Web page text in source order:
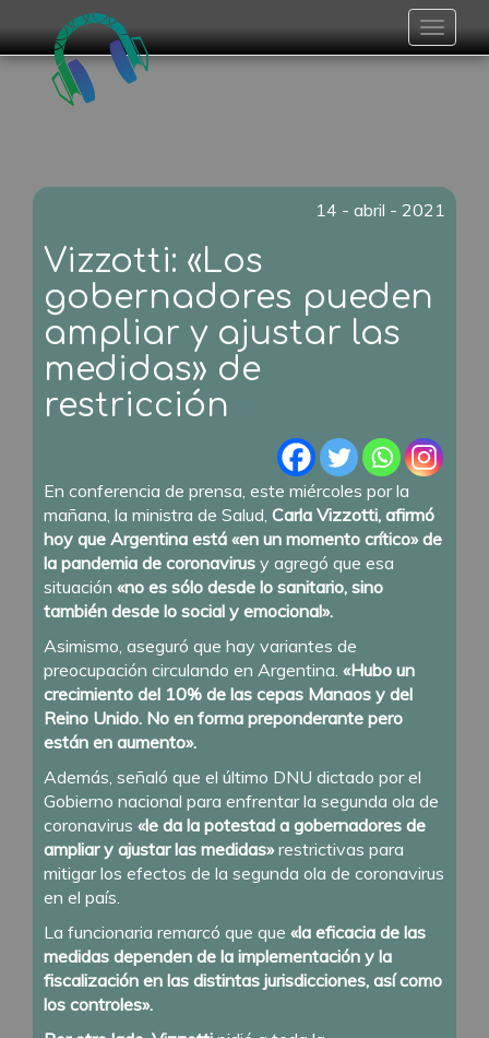
Toggle
14 - abril - 2021
Vizzotti: «Los
gobernadores pueden
ampliar y ajustar las
medidas» de
restricción
En conferencia de prensa, este miércoles por la
mañana, la ministra de Salud, Carla Vizzotti, afirmó
hoy que Argentina está «en un momento crítico» de
la pandemia de coronavirus y agregó que esa
situación «no es sólo desde lo sanitario, sino
también desde lo social y emocional».
Asimismo, aseguró que hay variantes de
preocupación circulando en Argentina. «Hubo un
crecimiento del 10% de las cepas Manaos y del
Reino Unido. No en forma preponderante pero
están en aumento».
Además, señaló que el último DNU dictado por el
Gobierno nacional para enfrentar la segunda ola de
coronavirus «le da la potestad a gobernadores de
ampliar y ajustar las medidas»restrictivas para
mitigar los efectos de la segunda ola de coronavirus
en el país.
La funcionaria remarcó que que «la eficacia de las
medidas dependen de la implementación y la
fiscalización en las distintas jurisdicciones, así como
los controles».